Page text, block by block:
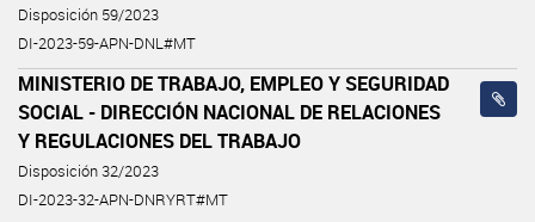
Disposición 59/2023
DI-2023-59-APN-DNL#MT
MINISTERIO DE TRABAJO, EMPLEO Y SEGURIDAD
SOCIAL - DIRECCIÓN NACIONAL DE RELACIONES
Y REGULACIONES DEL TRABAJO
Disposición 32/2023
DI-2023-32-APN-DNRYRT#MT